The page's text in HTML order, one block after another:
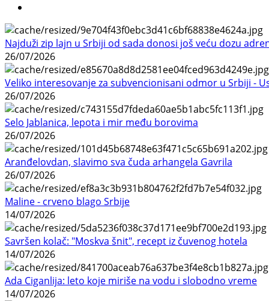
Najduži zip lajn u Srbiji od sada donosi još veću dozu
26/07/2026
Veliko interesovanje za subvencionisani odmor u Srbiji -
26/07/2026
Selo Jablanica, lepota i mir među borovima
26/07/2026
Aranđelovdan, slavimo sva čuda arhangela Gavrila
26/07/2026
Maline - crveno blago Srbije
14/07/2026
Savršen kolač: "Moskva šnit", recept iz čuvenog hotela
14/07/2026
Ada Ciganlija: leto koje miriše na vodu i slobodno vreme
14/07/2026